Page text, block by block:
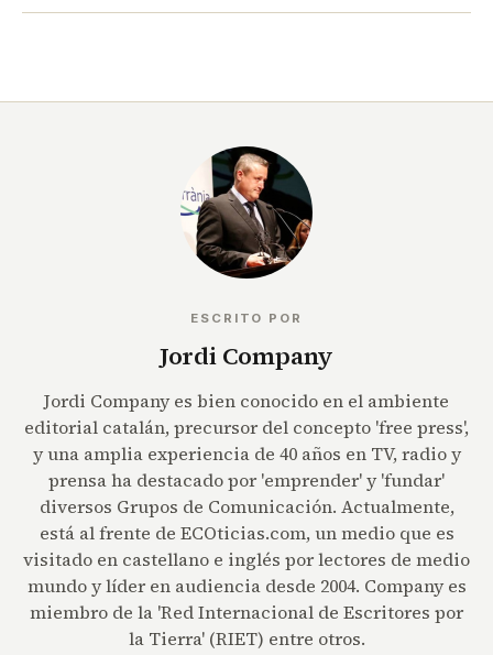
ESCRITO POR
Jordi Company
Jordi Company es bien conocido en el ambiente
editorial catalán, precursor del concepto 'free press',
y una amplia experiencia de 40 años en TV, radio y
prensa ha destacado por 'emprender' y 'fundar'
diversos Grupos de Comunicación. Actualmente,
está al frente de ECOticias.com, un medio que es
visitado en castellano e inglés por lectores de medio
mundo y líder en audiencia desde 2004. Company es
miembro de la 'Red Internacional de Escritores por
la Tierra' (RIET) entre otros.